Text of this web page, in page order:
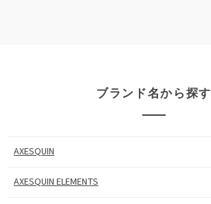
ブランド名から探す
AXESQUIN
AXESQUIN ELEMENTS